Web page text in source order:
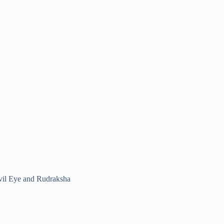
Eye and Rudraksha